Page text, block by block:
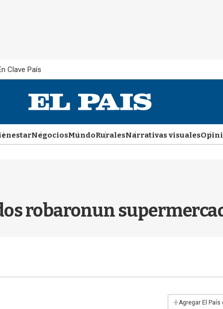
Clave País
NegociosMundoRuralesNarrativas visuales
robaronun
+Agregar El País